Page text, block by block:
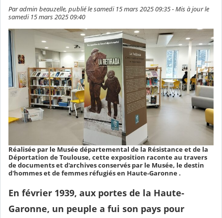
Par admin beauzelle, publié le samedi 15 mars 2025 09:35 - Mis à jour le
samedi 15 mars 2025 09:40
Réalisée par le Musée départemental de la Résistance et de la
Déportation de Toulouse, cette exposition raconte au travers
de documents et d'archives conservés par le Musée, le destin
d'hommes et de femmes réfugiés en Haute-Garonne .
En février 1939, aux portes de la Haute-
Garonne, un peuple a fui son pays pour